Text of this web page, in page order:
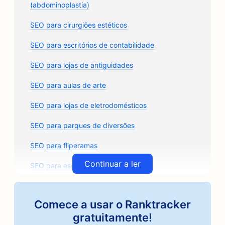
(abdominoplastia)
SEO para cirurgiões estéticos
SEO para escritórios de contabilidade
SEO para lojas de antiguidades
SEO para aulas de arte
SEO para lojas de eletrodomésticos
SEO para parques de diversões
SEO para fliperamas
SEO para escritórios de arquitetura
SEO para lojas de autopeças
Continuar a ler
Comece a usar o Ranktracker
gratuitamente!